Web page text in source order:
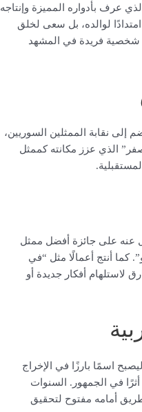
عرف بأدواره المميزة وإنتاجه
لوالده، بل سعى لخلق
شخصية فريدة في المشهد
خلفية مهمة لطارق. بدأ فراس مشواره الفني في 1985، حيث انضم إلى نقابة الممثلين السوريين،
الذي عزز مكانته كممثل
عنه على جائزة أفضل ممثل
كما أنتج أعمالًا مثل “في
لاستلهام أفكار جديدة أو
اسمًا بارزًا في الإخراج
في الجمهور. السنوات
أمامه مفتوح لتحقيق